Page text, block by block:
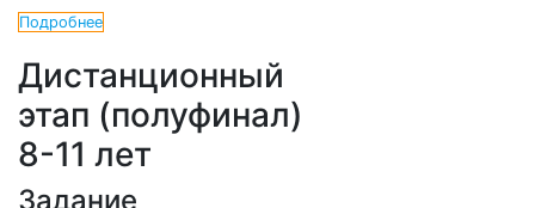
Подробнее
Дистанционный
этап (полуфинал)
8-11 лет
Задание